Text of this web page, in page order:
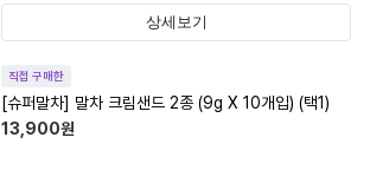
상세보기
직접 구매한
[슈퍼말차] 말차 크림샌드 2종 (9g X 10개입) (택1)
13,900원